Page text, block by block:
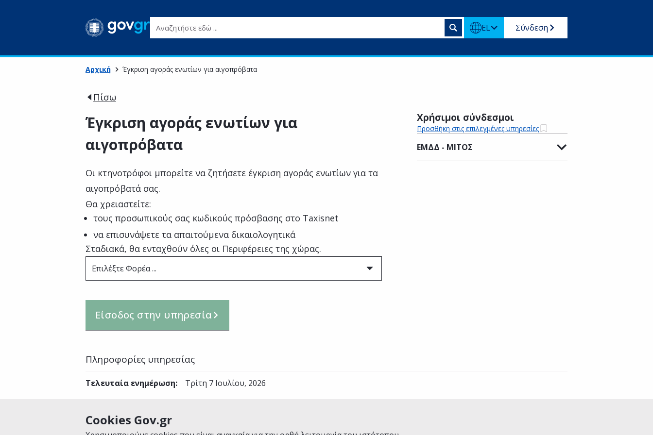
Cookies Gov.gr
Αναζητήστε εδώ ... EL Σύνδεση
Αρχική Έγκριση αγοράς ενωτίων για αιγοπρόβατα
Πίσω
Έγκριση αγοράς ενωτίων για
αιγοπρόβατα
Οι κτηνοτρόφοι μπορείτε να ζητήσετε έγκριση αγοράς ενωτίων για τα
αιγοπρόβατά σας.
Θα χρειαστείτε:
τους προσωπικούς σας κωδικούς πρόσβασης στο Taxisnet
να επισυνάψετε τα απαιτούμενα δικαιολογητικά
Σταδιακά, θα ενταχθούν όλες οι Περιφέρειες της χώρας.
Επιλέξτε Φορέα ...
Είσοδος στην υπηρεσία
Χρήσιμοι σύνδεσμοι
Προσθήκη στις επιλεγμένες υπηρεσίες
ΕΜΔΔ - ΜΙΤΟΣ
Πληροφορίες υπηρεσίας
Τελευταία ενημέρωση: Τρίτη 7 Ιουλίου, 2026
Είναι χρήσιμη αυτή η σελίδα;